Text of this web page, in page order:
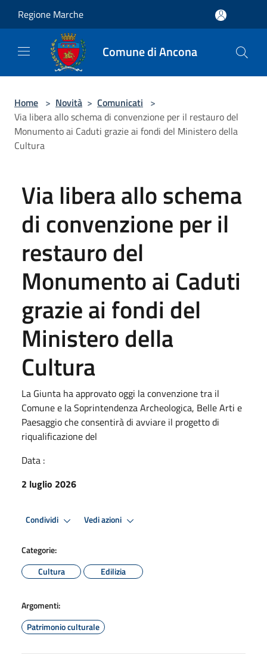
Regione Marche
Comune di Ancona
Home > Novità > Comunicati >
Via libera allo schema di convenzione per il restauro del
Monumento ai Caduti grazie ai fondi del Ministero della
Cultura
Via libera allo schema
di convenzione per il
restauro del
Monumento ai Caduti
grazie ai fondi del
Ministero della
Cultura
La Giunta ha approvato oggi la convenzione tra il
Comune e la Soprintendenza Archeologica, Belle Arti e
Paesaggio che consentirà di avviare il progetto di
riqualificazione del
Data :
2 luglio 2026
Condividi Vedi azioni
Categorie:
Cultura
Edilizia
Argomenti:
Patrimonio culturale